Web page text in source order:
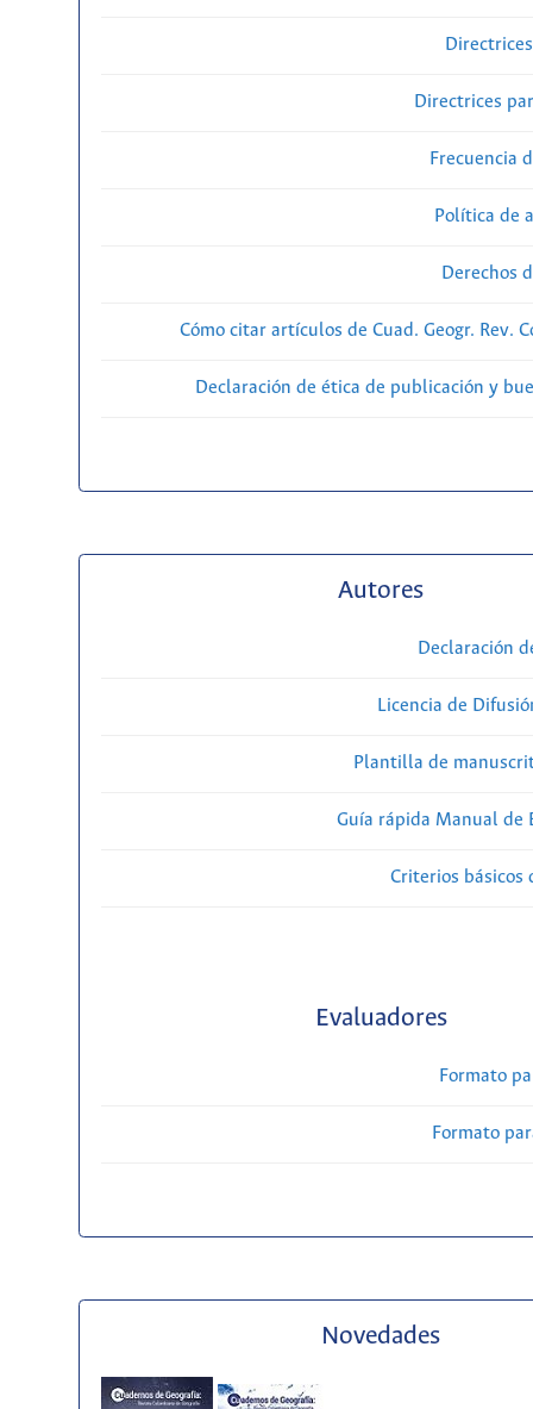
Directrices
Frecuencia
Política de
Derechos
Cómo citar artículos de Cuad. Geogr. Rev.
Declaración de ética de publicación y
Autores
Declaración
Licencia de
Plantilla de
Guía rápida Manual de
Criterios básicos
Evaluadores
Formato
Formato
Novedades